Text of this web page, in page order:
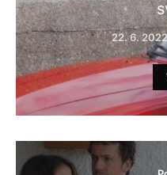
22. 6. 2022